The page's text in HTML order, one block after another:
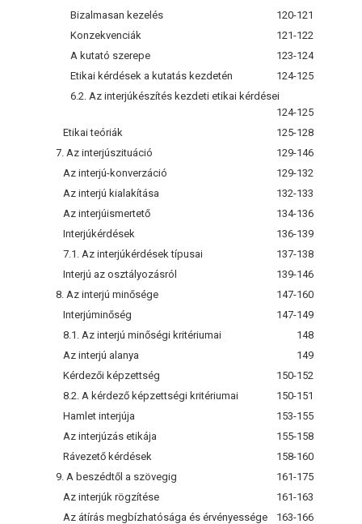
Bizalmasan kezelés
120-121
Konzekvenciák
121-122
A kutató szerepe
123-124
Etikai kérdések a kutatás kezdetén
124-125
6.2. Az interjúkészítés kezdeti etikai kérdései
124-125
Etikai teóriák
125-128
7. Az interjúszituáció
129-146
Az interjú-konverzáció
129-132
Az interjú kialakítása
132-133
Az interjúismertető
134-136
Interjúkérdések
136-139
7.1. Az interjúkérdések típusai
137-138
Interjú az osztályozásról
139-146
8. Az interjú minősége
147-160
Interjúminőség
147-149
8.1. Az interjú minőségi kritériumai
148
Az interjú alanya
149
Kérdezői képzettség
150-152
8.2. A kérdező képzettségi kritériumai
150-151
Hamlet interjúja
153-155
Az interjúzás etikája
155-158
Rávezető kérdések
158-160
9. A beszédtől a szövegig
161-175
Az interjúk rögzítése
161-163
Az átírás megbízhatósága és érvényessége
163-166